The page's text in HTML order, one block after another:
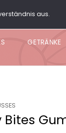
GETRÄNKE
Bites
aus.